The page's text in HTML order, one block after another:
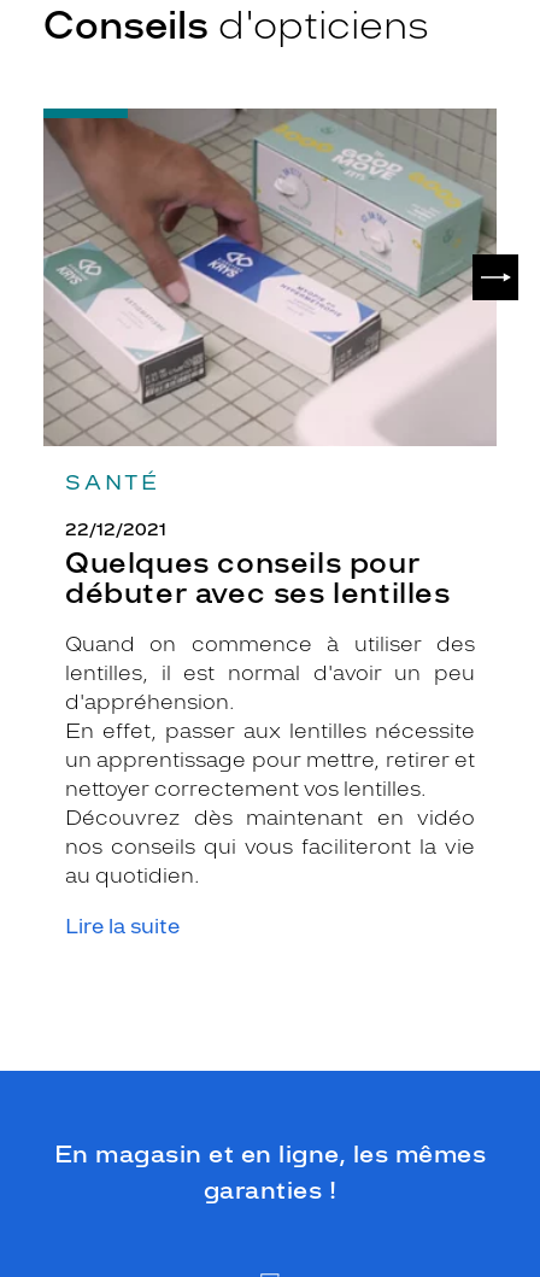
Conseils d'opticiens
SANTÉ
22/12/2021
Quelques conseils pour
débuter avec ses lentilles
Quand on commence à utiliser des
lentilles, il est normal d'avoir un peu
d'appréhension.
En effet, passer aux lentilles nécessite
un apprentissage pour mettre, retirer et
nettoyer correctement vos lentilles.
Découvrez dès maintenant en vidéo
nos conseils qui vous faciliteront la vie
au quotidien.
Lire la suite
-
Quelques
conseils
pour
débuter
avec
ses
lentilles
En magasin et en ligne, les mêmes
garanties !